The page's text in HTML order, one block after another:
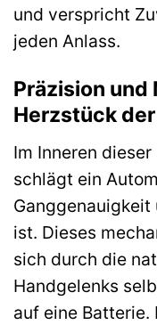
und verspricht
jeden Anlass.
Präzision und
Herzstück
Im Inneren
schlägt ein
ist. Dieses
sich durch die
Handgelenks
auf eine